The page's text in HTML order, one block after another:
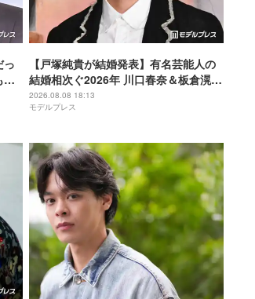
っ
先
【戸塚純貴が結婚発表】有名芸能人の
結婚相次ぐ2026年 川口春奈＆板倉滉選
手・田中みな実＆亀梨和也・新木優子
＆中島裕翔ほか
2026.08.08 18:13
モデルプレス